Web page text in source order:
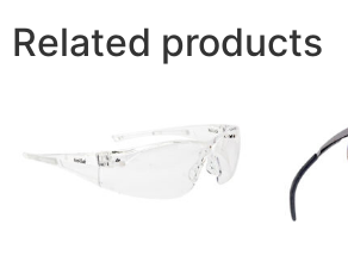
Related products